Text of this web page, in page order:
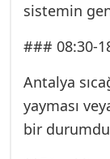
sistemin
veya
konusu
eşdeğer
Ucuz, yan
### 08:30-
Antalya
yayması
bir